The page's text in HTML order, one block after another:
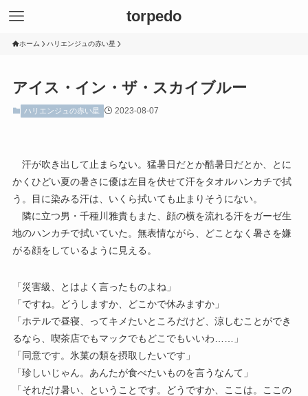
torpedo
ホーム ハリエンジュの赤い星
アイス・イン・ザ・スカイブルー
ハリエンジュの赤い星 2023-08-07
汗が吹き出して止まらない。猛暑日だとか酷暑日だとか、とに
かくひどい夏の暑さに優は左目を伏せて汗をタオルハンカチで拭
う。目に染みる汗は、いくら拭いても止まりそうにない。
隣に立つ男・千種川雅貴もまた、顔の横を流れる汗をガーゼ生
地のハンカチで拭いていた。無表情ながら、どことなく暑さを嫌
がる顔をしているように見える。
「災害級、とはよく言ったものよね」
「ですね。どうしますか、どこかで休みますか」
「ホテルで昼寝、ってキメたいところだけど、涼しむことができ
るなら、喫茶店でもマックでもどこでもいいわ……」
「同意です。氷菓の類を摂取したいです」
「珍しいじゃん。あんたが食べたいものを言うなんて」
「それだけ暑い、ということです。どうですか、ここは。ここの